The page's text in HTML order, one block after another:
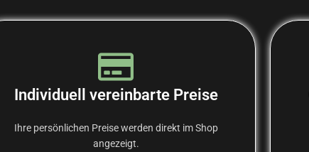
Individuell vereinbarte Preise
Ihre persönlichen Preise werden direkt im Shop
angezeigt.